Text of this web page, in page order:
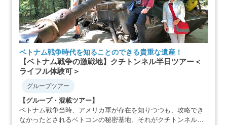
ベトナム戦争時代を知ることのできる貴重な遺産！
【ベトナム戦争の激戦地】クチトンネル半日ツアー＜
ライフル体験可＞
グループツアー
【グループ・混載ツアー】
ベトナム戦争当時、アメリカ軍が存在を知りつつも、攻略でき
なかったとされるベトコンの秘密基地、それがクチトンネルで